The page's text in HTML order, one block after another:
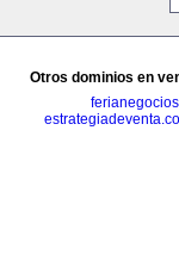
Otros dominios en